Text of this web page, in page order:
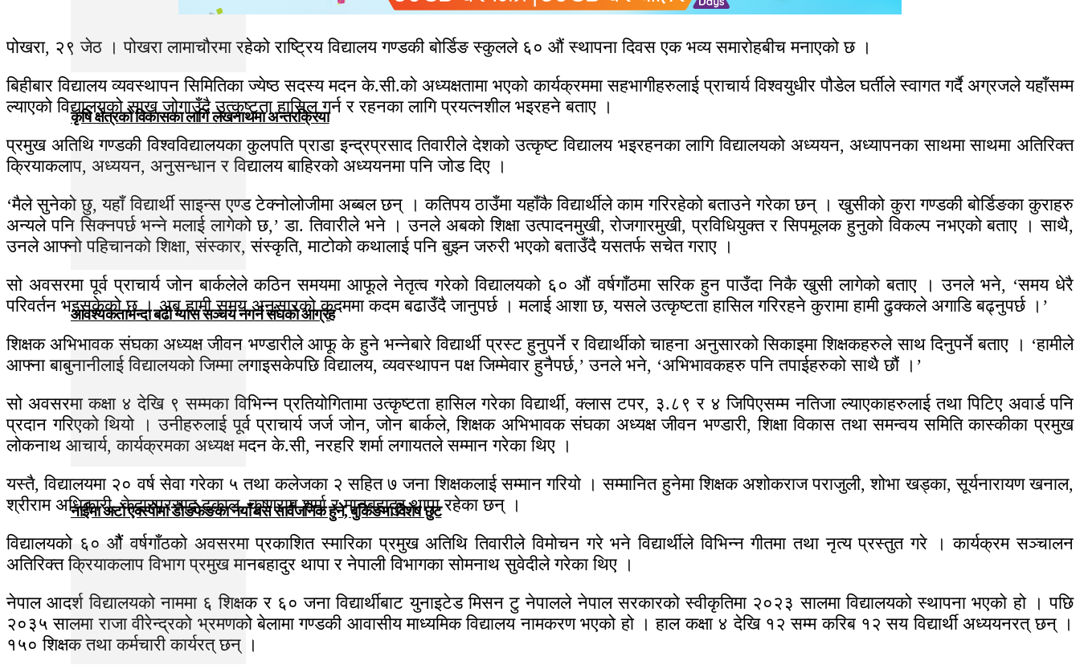
कृषि क्षेत्रको विकासका लागि लेखनाथमा अन्तरक्रिया
आवश्यकताभन्दा बढी ग्यास सञ्चय नगर्न संघकाे आग्रह
नाईमा अटो एक्स्पोमा डोङफेङका नयाँ बस सार्वजनिक हुने, बुकिङमा विशेष छुट
पोखरा, २९ जेठ । पोखरा लामाचौरमा रहेको राष्ट्रिय विद्यालय गण्डकी बोर्डिङ स्कुलले ६० औं स्थापना दिवस एक भव्य समारोहबीच मनाएको छ ।
बिहीबार विद्यालय व्यवस्थापन सिमितिका ज्येष्ठ सदस्य मदन के.सी.को अध्यक्षतामा भएको कार्यक्रममा सहभागीहरुलाई प्राचार्य विश्वयुधीर पौडेल घर्तीले स्वागत गर्दै अग्रजले यहाँसम्म
ल्याएको विद्यालयको साख जोगाउँदै उत्कृष्टता हासिल गर्न र रहनका लागि प्रयत्नशील भइरहने बताए ।
प्रमुख अतिथि गण्डकी विश्वविद्यालयका कुलपति प्राडा इन्द्रप्रसाद तिवारीले देशको उत्कृष्ट विद्यालय भइरहनका लागि विद्यालयको अध्ययन, अध्यापनका साथमा साथमा अतिरिक्त
क्रियाकलाप, अध्ययन, अनुसन्धान र विद्यालय बाहिरको अध्ययनमा पनि जोड दिए ।
‘मैले सुनेको छु, यहाँ विद्यार्थी साइन्स एण्ड टेक्नोलोजीमा अब्बल छन् । कतिपय ठाउँमा यहाँकै विद्यार्थीले काम गरिरहेको बताउने गरेका छन् । खुसीको कुरा गण्डकी बोर्डिङका कुराहरु
अन्यले पनि सिक्नपर्छ भन्ने मलाई लागेको छ,’ डा. तिवारीले भने । उनले अबको शिक्षा उत्पादनमुखी, रोजगारमुखी, प्रविधियुक्त र सिपमूलक हुनुको विकल्प नभएको बताए । साथै,
उनले आफ्नो पहिचानको शिक्षा, संस्कार, संस्कृति, माटोको कथालाई पनि बुझ्न जरुरी भएको बताउँदै यसतर्फ सचेत गराए ।
सो अवसरमा पूर्व प्राचार्य जोन बार्कलेले कठिन समयमा आफूले नेतृत्व गरेको विद्यालयको ६० औं वर्षगाँठमा सरिक हुन पाउँदा निकै खुसी लागेको बताए । उनले भने, ‘समय धेरै
परिवर्तन भइसकेको छ । अब हामी समय अनुसारको कदममा कदम बढाउँदै जानुपर्छ । मलाई आशा छ, यसले उत्कृष्टता हासिल गरिरहने कुरामा हामी ढुक्कले अगाडि बढ्नुपर्छ ।’
शिक्षक अभिभावक संघका अध्यक्ष जीवन भण्डारीले आफू के हुने भन्नेबारे विद्यार्थी प्रस्ट हुनुपर्ने र विद्यार्थीको चाहना अनुसारको सिकाइमा शिक्षकहरुले साथ दिनुपर्ने बताए । ‘हामीले
आफ्ना बाबुनानीलाई विद्यालयको जिम्मा लगाइसकेपछि विद्यालय, व्यवस्थापन पक्ष जिम्मेवार हुनैपर्छ,’ उनले भने, ‘अभिभावकहरु पनि तपाईहरुको साथै छौं ।’
सो अवसरमा कक्षा ४ देखि ९ सम्मका विभिन्न प्रतियोगितामा उत्कृष्टता हासिल गरेका विद्यार्थी, क्लास टपर, ३.८९ र ४ जिपिएसम्म नतिजा ल्याएकाहरुलाई तथा पिटिए अवार्ड पनि
प्रदान गरिएको थियो । उनीहरुलाई पूर्व प्राचार्य जर्ज जोन, जोन बार्कले, शिक्षक अभिभावक संघका अध्यक्ष जीवन भण्डारी, शिक्षा विकास तथा समन्वय समिति कास्कीका प्रमुख
लोकनाथ आचार्य, कार्यक्रमका अध्यक्ष मदन के.सी, नरहरि शर्मा लगायतले सम्मान गरेका थिए ।
यस्तै, विद्यालयमा २० वर्ष सेवा गरेका ५ तथा कलेजका २ सहित ७ जना शिक्षकलाई सम्मान गरियो । सम्मानित हुनेमा शिक्षक अशोकराज पराजुली, शोभा खड्का, सूर्यनारायण खनाल,
श्रीराम अधिकारी, केदारप्रसाद ढकाल, कृष्णराम शर्मा र मानबहादुर थापा रहेका छन् ।
विद्यालयको ६० औैं वर्षगाँठकाे अवसरमा प्रकाशित स्मारिका प्रमुख अतिथि तिवारीले विमोचन गरे भने विद्यार्थीले विभिन्न गीतमा तथा नृत्य प्रस्तुत गरे । कार्यक्रम सञ्चालन
अतिरिक्त क्रियाकलाप विभाग प्रमुख मानबहादुर थापा र नेपाली विभागका सोमनाथ सुवेदीले गरेका थिए ।
नेपाल आदर्श विद्यालयको नाममा ६ शिक्षक र ६० जना विद्यार्थीबाट युनाइटेड मिसन टु नेपालले नेपाल सरकारको स्वीकृतिमा २०२३ सालमा विद्यालयको स्थापना भएको हो । पछि
२०३५ सालमा राजा वीरेन्द्रको भ्रमणको बेलामा गण्डकी आवासीय माध्यमिक विद्यालय नामकरण भएको हो । हाल कक्षा ४ देखि १२ सम्म करिब १२ सय विद्यार्थी अध्ययनरत् छन् ।
१५० शिक्षक तथा कर्मचारी कार्यरत् छन् ।